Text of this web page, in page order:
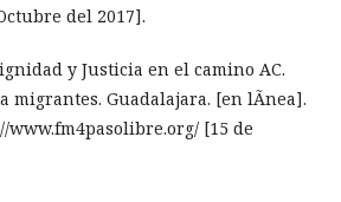
del 2017].
y Justicia en el camino AC.
migrantes. Guadalajara. [en lÃ­nea].
www.fm4pasolibre.org/ [15 de